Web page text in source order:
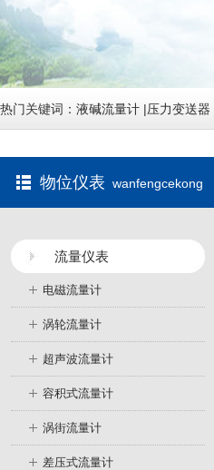
热门关键词： 液碱流量计 |压力变送器
物位仪表 wanfengcekong
流量仪表
电磁流量计
涡轮流量计
超声波流量计
容积式流量计
涡街流量计
差压式流量计